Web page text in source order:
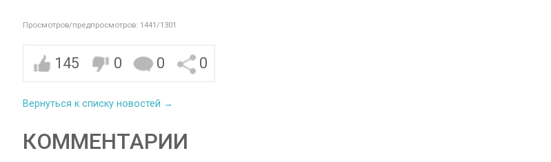
Просмотров/предпросмотров: 1441/1301
145 0 0 0
Вернуться к списку новостей →
КОММЕНТАРИИ